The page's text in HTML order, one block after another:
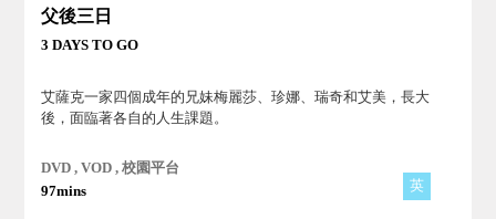
父後三日
3 DAYS TO GO
艾薩克一家四個成年的兄妹梅麗莎、珍娜、瑞奇和艾美，長大
後，面臨著各自的人生課題。
DVD , VOD , 校園平台
97mins
英